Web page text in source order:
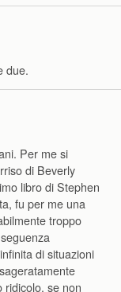
due.
Per me si
di Beverly
libro di Stephen
fu per me una
troppo
di situazioni
ridicolo, se non